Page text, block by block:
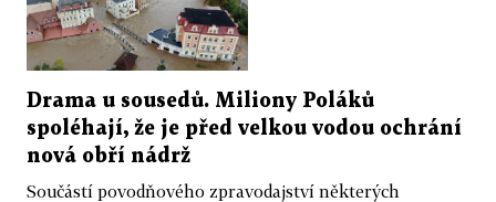
Drama u sousedů. Miliony Poláků
spoléhají, že je před velkou vodou ochrání
nová obří nádrž
Součástí povodňového zpravodajství některých